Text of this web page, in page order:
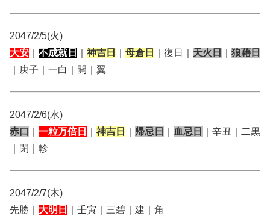
2047/2/5(火)
大安
不成就日 神吉日 母倉日 ｜復日｜ 天火日
狼藉日
｜庚子｜一白｜開｜翼
2047/2/6(水)
赤口
一粒万倍日 神吉日 帰忌日 血忌日
｜辛丑｜二黒
｜閉｜軫
2047/2/7(木)
先勝｜ 大明日 ｜壬寅｜三碧｜建｜角